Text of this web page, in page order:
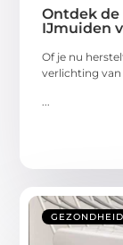
Ontdek
IJmuiden
Of je nu
verlichting van
GEZONDHEID